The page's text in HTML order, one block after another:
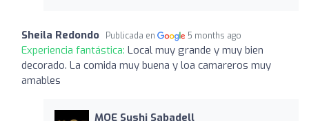
Sheila Redondo Publicada en 5 months ago
Experiencia fantástica: Local muy grande y muy bien
decorado. La comida muy buena y loa camareros muy
amables
MOE Sushi Sabadell